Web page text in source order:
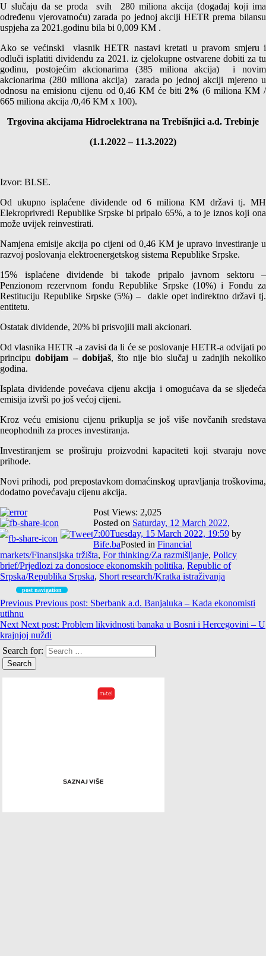
U slučaju da se proda svih 280 miliona akcija (događaj koji ima
određenu vjerovatnoću) zarada po jednoj akciji HETR prema bilansu
uspjeha za 2021.godinu bila bi 0,009 KM .
Ako se većinski vlasnik HETR nastavi kretati u pravom smjeru i
odluči isplatiti dividendu za 2021. iz cjelokupne ostvarene dobiti za tu
godinu, postojećim akcionarima (385 miliona akcija) i novim
akcionarima (280 miliona akcija) zarada po jednoj akciji mjereno u
odnosu na emisionu cijenu od 0,46 KM će biti2% (6 miliona KM /
665 miliona akcija /0,46 KM x 100).
Trgovina akcijama Hidroelektrana na Trebišnjici a.d. Trebinje
(1.1.2022 – 11.3.2022)
Izvor: BLSE.
Od ukupno isplaćene dividende od 6 miliona KM državi tj. MH
Elekroprivredi Republike Srpske bi pripalo 65%, a to je iznos koji ona
može uvijek reinvestirati.
Namjena emisije akcija po cijeni od 0,46 KM je upravo investiranje u
razvoj poslovanja elektroenergetskog sistema Republike Srpske.
15% isplaćene dividende bi takođe pripalo javnom sektoru –
Penzionom rezervnom fondu Republike Srpske (10%) i Fondu za
Restituciju Republike Srpske (5%) – dakle opet indirektno državi tj.
entitetu.
Ostatak dividende, 20% bi prisvojili mali akcionari.
Od vlasnika HETR -a zavisi da li će se poslovanje HETR-a odvijati po
principudobijam – dobijaš, što nije bio slučaj u zadnjih nekoliko
godina.
Isplata dividende povećava cijenu akcija i omogućava da se sljedeća
emisija izvrši po još većoj cijeni.
Kroz veću emisionu cijenu prikuplja se još više novčanih sredstava
neophodnih za proces investiranja.
Investiranjem se proširuju proizvodni kapaciteti koji stvaraju nove
prihode.
Novi prihodi, pod prepostavkom domaćinskog upravljanja troškovima,
dodatno povećavaju cijenu akcija.
Post Views: 2,025
Posted on Saturday, 12 March 2022,
7:00Tuesday, 15 March 2022, 19:59 by
Bife.baPosted in Financial
markets/Finansijska tržišta, For thinking/Za razmišljanje, Policy
brief/Prjedlozi za donosioce ekonomskih politika, Republic of
Srpska/Republika Srpska, Short research/Kratka istraživanja
post navigation
Previous Previous post: Sberbank a.d. Banjaluka – Kada ekonomisti
utihnu
Next Next post: Problem likvidnosti banaka u Bosni i Hercegovini – U
krajnjoj nuždi
Search for: